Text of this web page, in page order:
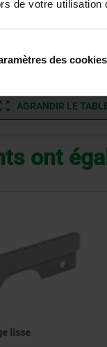
de votre utilisation
des cookies
46,5
AGRANDIR LE
ont